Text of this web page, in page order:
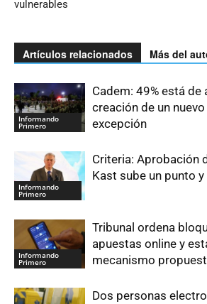
vulnerables
Artículos relacionados Más del
Informando
Primero
Cadem: 49% está de
creación de un
excepción
Informando
Primero
Criteria: Aprobación
Kast sube un punto y
Informando
Primero
Tribunal ordena
apuestas online y
mecanismo
Dos personas